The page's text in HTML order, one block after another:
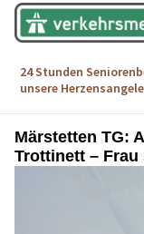
Märstetten TG:
Trottinett –